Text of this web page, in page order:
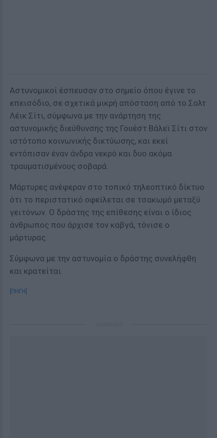
Αστυνομικοί έσπευσαν στο σημείο όπου έγινε το
επεισόδιο, σε σχετικά μικρή απόσταση από το Σολτ
Λέικ Σίτι, σύμφωνα με την ανάρτηση της
αστυνομικής διεύθυνσης της Γουέστ Βάλεϊ Σίτι στον
ιστότοπο κοινωνικής δικτύωσης, και εκεί
εντόπισαν έναν άνδρα νεκρό και δυο ακόμα
τραυματισμένους σοβαρά.
Μάρτυρες ανέφεραν στο τοπικό τηλεοπτικό δίκτυο
ότι το περιστατικό οφείλεται σε τσακωμό μεταξύ
γειτόνων. Ο δράστης της επίθεσης είναι ο ίδιος
άνθρωπος που άρχισε τον καβγά, τόνισε ο
μάρτυρας.
Σύμφωνα με την αστυνομία ο δράστης συνελήφθη
και κρατείται.
[ΠΗΓΗ]